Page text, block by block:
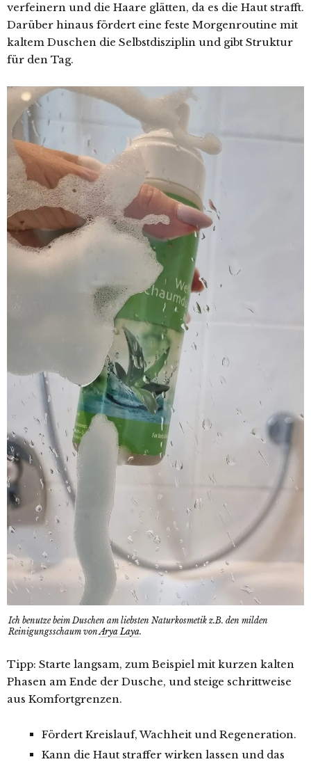
verfeinern und die Haare glätten, da es die Haut strafft.
Darüber hinaus fördert eine feste Morgenroutine mit
kaltem Duschen die Selbstdisziplin und gibt Struktur
für den Tag.
Ich benutze beim Duschen am liebsten Naturkosmetik z.B. den milden
Reinigungsschaum von Arya Laya.
Tipp: Starte langsam, zum Beispiel mit kurzen kalten
Phasen am Ende der Dusche, und steige schrittweise
aus Komfortgrenzen.
Fördert Kreislauf, Wachheit und Regeneration.
Kann die Haut straffer wirken lassen und das